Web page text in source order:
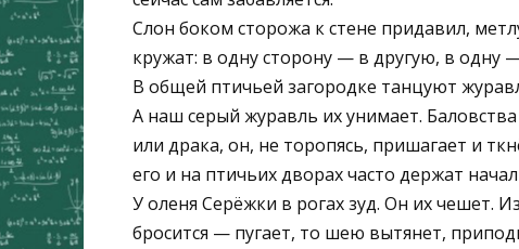
Слон боком сторожа к стене придавил,
кружат: в одну сторону — в другую, в одну
В общей птичьей загородке танцуют
А наш серый журавль их унимает.
или драка, он, не торопясь, пришагает и
его и на птичьих дворах часто держат
У оленя Серёжки в рогах зуд. Он их чешет.
бросится — пугает, то шею вытянет,